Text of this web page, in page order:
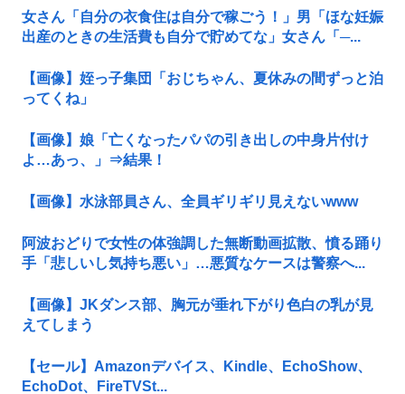
女さん「自分の衣食住は自分で稼ごう！」男「ほな妊娠
出産のときの生活費も自分で貯めてな」女さん「─...
【画像】姪っ子集団「おじちゃん、夏休みの間ずっと泊
ってくね」
【画像】娘「亡くなったパパの引き出しの中身片付け
よ…あっ、」⇒結果！
【画像】水泳部員さん、全員ギリギリ見えないwww
阿波おどりで女性の体強調した無断動画拡散、憤る踊り
手「悲しいし気持ち悪い」…悪質なケースは警察へ...
【画像】JKダンス部、胸元が垂れ下がり色白の乳が見
えてしまう
【セール】Amazonデバイス、Kindle、EchoShow、
EchoDot、FireTVSt...